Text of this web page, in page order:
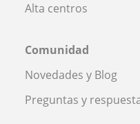
Alta centros
Comunidad
Novedades y Blog
Preguntas y